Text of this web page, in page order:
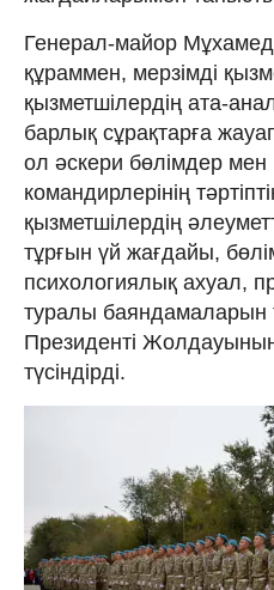
Генерал-майор
құраммен, мерзімді
қызметшілердің ата-
барлық сұрақтарға
ол әскери бөлімдер
командирлерінің
қызметшілердің
тұрғын үй жағдайы,
психологиялық ахуал,
туралы
Президенті Жолдауының
түсіндірді.